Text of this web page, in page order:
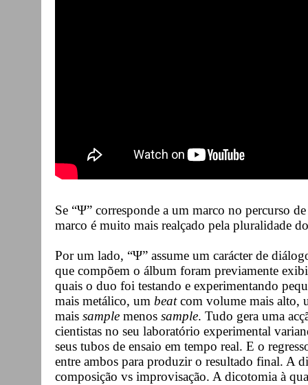
Se “Ψ” corresponde a um marco no percurso
marco é muito mais realçado pela pluralidade
Por um lado, “Ψ” assume um carácter de
que compõem o álbum foram previamente
quais o duo foi testando e experimentando
mais metálico, um beatcom volume mais alto,
mais sample menos sample. Tudo gera uma
cientistas no seu laboratório experimental
seus tubos de ensaio em tempo real. E o
entre ambos para produzir o resultado final. A
composição vs improvisação. A dicotomia à